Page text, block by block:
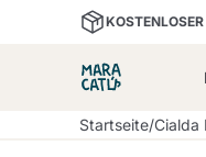
Startseite/Cialda